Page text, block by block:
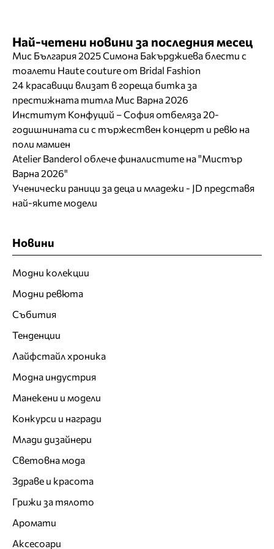
Най-четени новини за последния месец
Мис България 2025 Симона Бакърджиева блести с
тоалети Haute couture от Bridal Fashion
24 красавици влизат в гореща битка за
престижната титла Мис Варна 2026
Институт Конфуций – София отбеляза 20-
годишнината си с тържествен концерт и ревю на
поли мамиен
Atelier Banderol облече финалистите на "Мистър
Варна 2026"
Ученически раници за деца и младежи - JD представя
най-яките модели
Новини
Модни колекции
Модни ревюта
Събития
Тенденции
Лайфстайл хроника
Модна индустрия
Манекени и модели
Конкурси и награди
Млади дизайнери
Световна мода
Здраве и красота
Грижи за тялото
Аромати
Аксесоари